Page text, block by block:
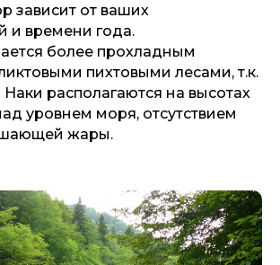
зависит от ваших
и времени года.
более прохладным
пихтовыми лесами, т.к.
располагаются на высотах
уровнем моря, отсутствием
жары.